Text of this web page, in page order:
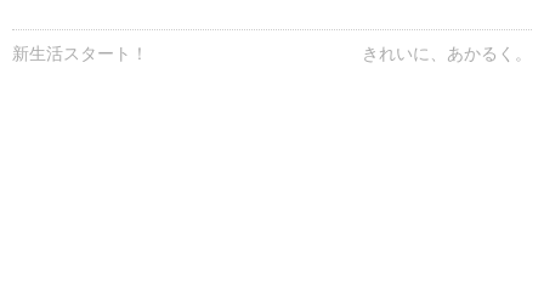
新生活スタート！ きれいに、あかるく。